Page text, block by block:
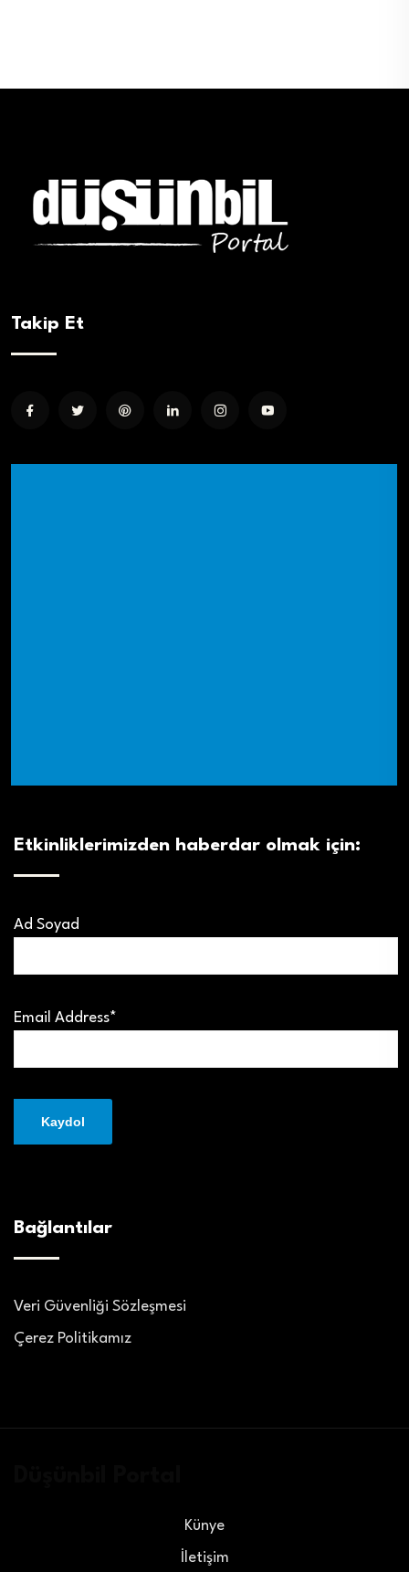
Takip Et
Etkinliklerimizden haberdar olmak için:
Ad Soyad
Email Address*
Bağlantılar
Veri Güvenliği Sözleşmesi
Çerez Politikamız
Künye
İletişim